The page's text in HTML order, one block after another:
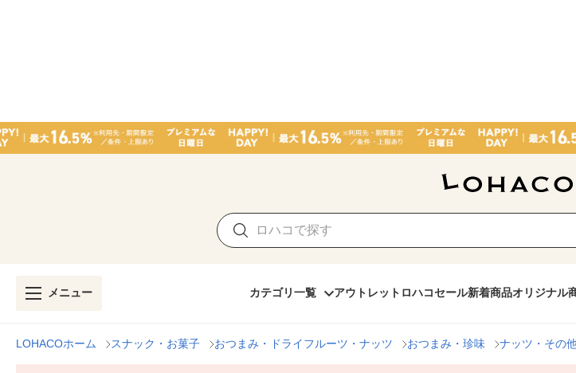
メニュー カテゴリ一覧 アウトレット ロハコセール新着商品オリジナル
LOHACOホーム スナック・お菓子 おつまみ・ドライフルーツ・ナッツ おつまみ・珍味 ナッツ・その